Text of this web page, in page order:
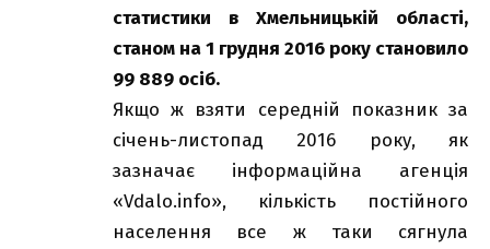
статистики в Хмельницькій області,
станом на 1 грудня 2016 року становило
99 889 осіб.
Якщо ж взяти середній показник за
січень-листопад 2016 року, як
зазначає інформаційна агенція
«Vdalo.info», кількість постійного
населення все ж таки сягнула